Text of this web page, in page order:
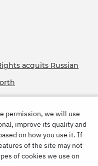
acquits Russian
permission, we will use
improve its quality and
on how you use it. If
of the site may not
of cookies we use on